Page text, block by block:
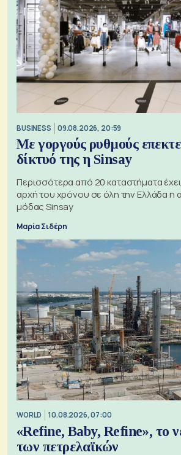
BUSINESS 09.08.2026, 20:59
Με γοργούς ρυθμούς
δίκτυό της η Sinsay
Περισσότερα από 20 καταστήματα
αρχή του χρόνου σε όλη την Ελλάδα η
μόδας Sinsay
Μαρία Σιδέρη
WORLD 10.08.2026, 07:00
«Refine, Baby, Refine», το
των πετρελαϊκών